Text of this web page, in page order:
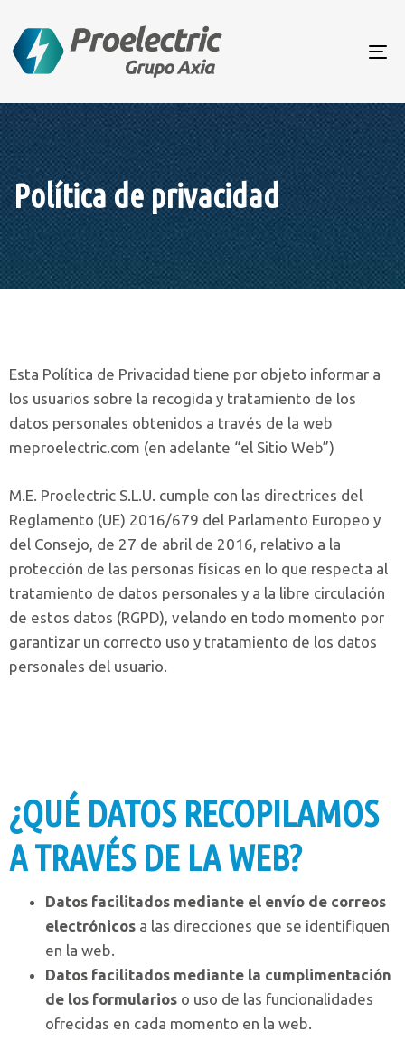
Política de privacidad
Esta Política de Privacidad tiene por objeto informar a
los usuarios sobre la recogida y tratamiento de los
datos personales obtenidos a través de la web
meproelectric.com (en adelante “el Sitio Web”)
M.E. Proelectric S.L.U. cumple con las directrices del
Reglamento (UE) 2016/679 del Parlamento Europeo y
del Consejo, de 27 de abril de 2016, relativo a la
protección de las personas físicas en lo que respecta al
tratamiento de datos personales y a la libre circulación
de estos datos (RGPD), velando en todo momento por
garantizar un correcto uso y tratamiento de los datos
personales del usuario.
¿QUÉ DATOS RECOPILAMOS
A TRAVÉS DE LA WEB?
Datos facilitados mediante el envío de correos
electrónicos a las direcciones que se identifiquen
en la web.
Datos facilitados mediante la cumplimentación
de los formularios o uso de las funcionalidades
ofrecidas en cada momento en la web.